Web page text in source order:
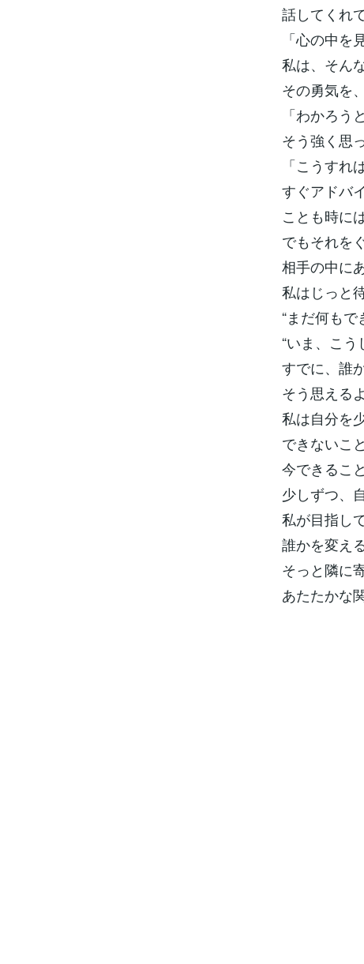
話してくれ
「心の中
私は、そん
その勇気を
「わかろう
そう強く思
「こうすれ
すぐアドバ
ことも時に
でもそれを
相手の中に
私はじっと
“まだ何もで
“いま、こ
すでに、誰
そう思える
私は自分を
できないこ
今できるこ
少しずつ、
私が目指し
誰かを変え
そっと隣に
あたたかな